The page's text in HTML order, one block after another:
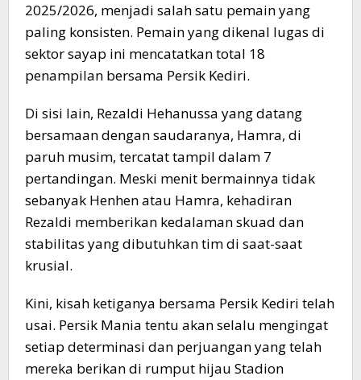
2025/2026, menjadi salah satu pemain yang
paling konsisten. Pemain yang dikenal lugas di
sektor sayap ini mencatatkan total 18
penampilan bersama Persik Kediri.
​Di sisi lain, Rezaldi Hehanussa yang datang
bersamaan dengan saudaranya, Hamra, di
paruh musim, tercatat tampil dalam 7
pertandingan. Meski menit bermainnya tidak
sebanyak Henhen atau Hamra, kehadiran
Rezaldi memberikan kedalaman skuad dan
stabilitas yang dibutuhkan tim di saat-saat
krusial.
​Kini, kisah ketiganya bersama Persik Kediri telah
usai. Persik Mania tentu akan selalu mengingat
setiap determinasi dan perjuangan yang telah
mereka berikan di rumput hijau Stadion